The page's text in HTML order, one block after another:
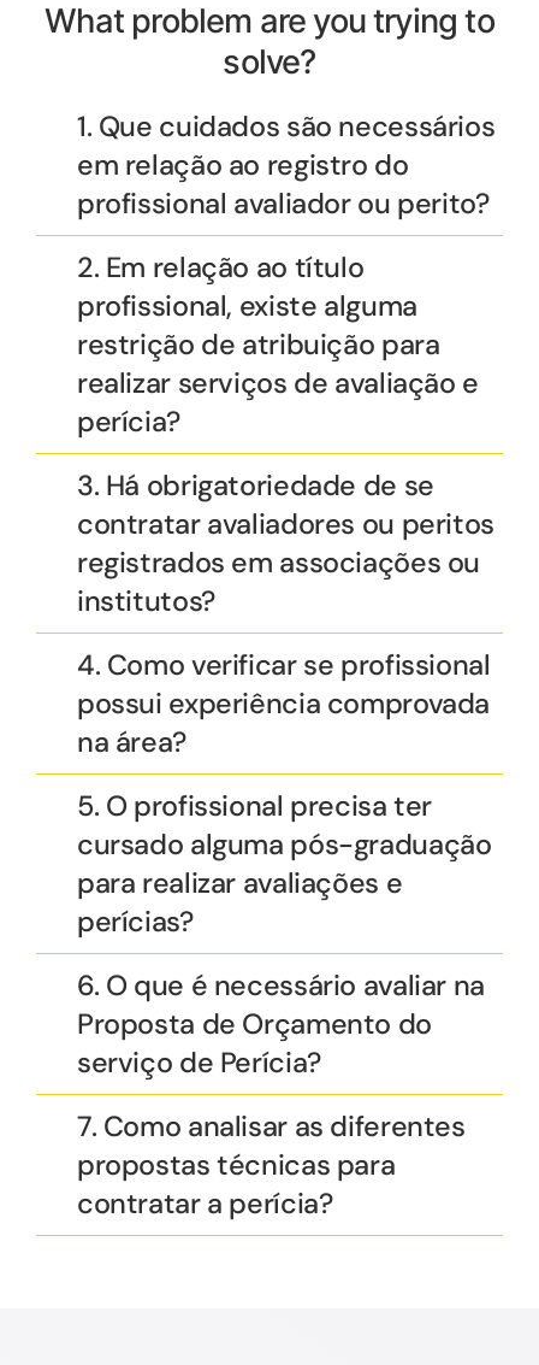
What problem are you trying to
solve?
1. Que cuidados são necessários
em relação ao registro do
profissional avaliador ou perito?
2. Em relação ao título
profissional, existe alguma
restrição de atribuição para
realizar serviços de avaliação e
perícia?
3. Há obrigatoriedade de se
contratar avaliadores ou peritos
registrados em associações ou
institutos?
4. Como verificar se profissional
possui experiência comprovada
na área?
5. O profissional precisa ter
cursado alguma pós-graduação
para realizar avaliações e
perícias?
6. O que é necessário avaliar na
Proposta de Orçamento do
serviço de Perícia?
7. Como analisar as diferentes
propostas técnicas para
contratar a perícia?